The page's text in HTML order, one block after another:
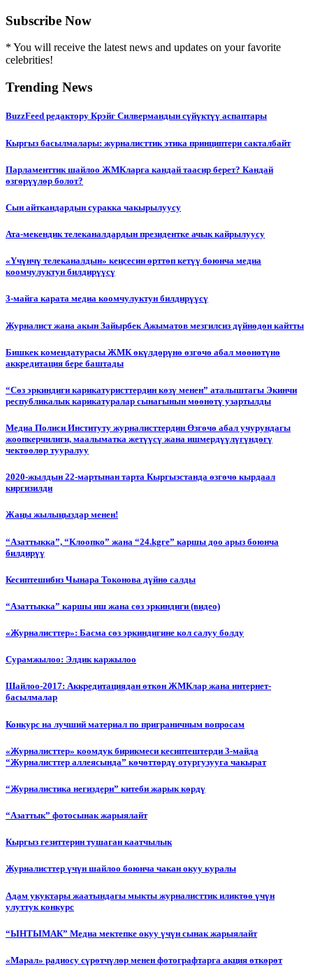
Subscribe Now
* You will receive the latest news and updates on your favorite
celebrities!
Trending News
BuzzFeed редактору Крэйг Силвермандын сүйүктүү аспаптары
Кыргыз басылмалары: журналисттик этика принциптери сакталбайт
Парламенттик шайлоо ЖМКларга кандай таасир берет? Кандай
өзгөрүүлөр болот?
Сын айткандардын суракка чакырылуусу
Ата-мекендик телеканалдардын президентке ачык кайрылуусу
«Үчүнчү телеканалдын» кеңсесин өрттөп кетүү боюнча медиа
коомчулуктун билдирүүсү
3-майга карата медиа коомчулуктун билдирүүсү
Журналист жана акын Зайырбек Ажыматов мезгилсиз дүйнөдөн кайтты
Бишкек комендатурасы ЖМК өкүлдөрүнө өзгөчө абал мөөнөтүнө
аккредитация бере баштады
“Сөз эркиндиги карикатуристтердин көзү менен” аталыштагы Экинчи
республикалык карикатуралар сынагынын мөөнөтү узартылды
Медиа Полиси Институту журналисттердин Өзгөчө абал учурундагы
жоопкерчилиги, маалыматка жетүүсү жана ишмердүүлүгүндөгү
чектөөлөр тууралуу
2020-жылдын 22-мартынан тарта Кыргызстанда өзгөчө кырдаал
киргизилди
Жаңы жылыңыздар менен!
“Азаттыкка”, “Клоопко” жана “24.kgге” каршы доо арыз боюнча
билдирүү
Кесиптешибиз Чынара Токонова дүйнө салды
“Азаттыкка” каршы иш жана сөз эркиндиги (видео)
«Журналисттер»: Басма сөз эркиндигине кол салуу болду
Сурамжылоо: Элдик каржылоо
Шайлоо-2017: Аккредитациядан өткөн ЖМКлар жана интернет-
басылмалар
Конкурс на лучший материал по приграничным вопросам
«Журналисттер» коомдук бирикмеси кесиптештерди 3-майда
“Журналисттер аллеясында” көчөттөрдү отургузууга чакырат
“Журналистика негиздери” китеби жарык көрдү
“Азаттык” фотосынак жарыялайт
Кыргыз гезиттерин тушаган каатчылык
Журналисттер үчүн шайлоо боюнча чакан окуу куралы
Адам укуктары жаатындагы мыкты журналисттик иликтөө үчүн
улуттук конкурс
“ЫНТЫМАК” Медиа мектепке окуу үчүн сынак жарыялайт
«Марал» радиосу сүрөтчүлөр менен фотографтарга акция өткөрөт